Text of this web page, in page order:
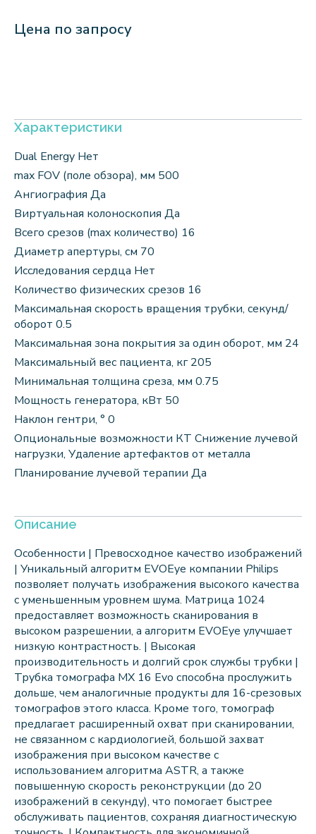
Цена по запросу
Характеристики
Dual Energy Нет
max FOV (поле обзора), мм 500
Ангиография Да
Виртуальная колоноскопия Да
Всего срезов (max количество) 16
Диаметр апертуры, см 70
Исследования сердца Нет
Количество физических срезов 16
Максимальная cкорость вращения трубки, секунд/
оборот 0.5
Максимальная зона покрытия за один оборот, мм 24
Максимальный вес пациента, кг 205
Минимальная толщина среза, мм 0.75
Мощность генератора, кВт 50
Наклон гентри, ° 0
Опциональные возможности КТ Снижение лучевой
нагрузки, Удаление артефактов от металла
Планирование лучевой терапии Да
Описание
Особенности | Превосходное качество изображений
| Уникальный алгоритм EVOEye компании Philips
позволяет получать изображения высокого качества
с уменьшенным уровнем шума. Матрица 1024
предоставляет возможность сканирования в
высоком разрешении, а алгоритм EVOEye улучшает
низкую контрастность. | Высокая
производительность и долгий срок службы трубки |
Трубка томографа MX 16 Evo способна прослужить
дольше, чем аналогичные продукты для 16-срезовых
томографов этого класса. Кроме того, томограф
предлагает расширенный охват при сканировании,
не связанном с кардиологией, большой захват
изображения при высоком качестве с
использованием алгоритма ASTR, а также
повышенную скорость реконструкции (до 20
изображений в секунду), что помогает быстрее
обслуживать пациентов, сохраняя диагностическую